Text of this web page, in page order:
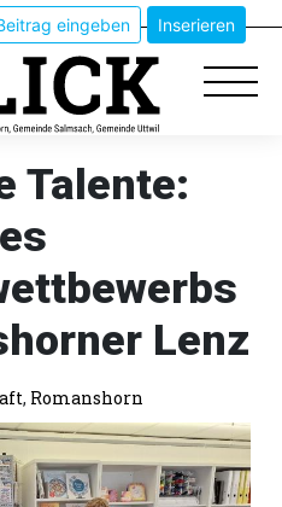
eingeben Inserieren
Talente:
Lenz
, Romanshorn